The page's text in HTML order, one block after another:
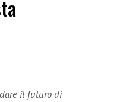
il futuro di